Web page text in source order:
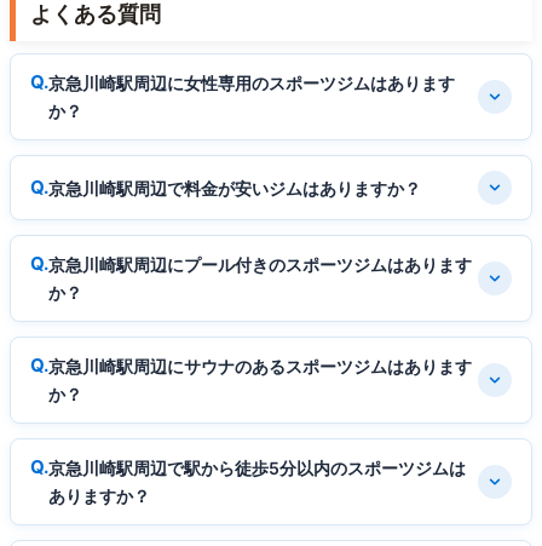
よくある質問
京急川崎駅周辺に女性専用のスポーツジムはあります
か？
京急川崎駅周辺で料金が安いジムはありますか？
京急川崎駅周辺にプール付きのスポーツジムはあります
か？
京急川崎駅周辺にサウナのあるスポーツジムはあります
か？
京急川崎駅周辺で駅から徒歩5分以内のスポーツジムは
ありますか？